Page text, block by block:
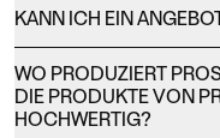
KANN ICH EIN
WO PRODUZIERT
DIE PRODUKTE VON
HOCHWERTIG?